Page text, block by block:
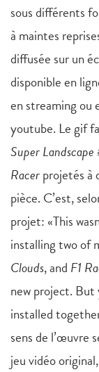
sous différents
à maintes
diffusée sur un
disponible en
en streaming ou
youtube. Le gif
Super Landscape
Racerprojetés à
pièce. C’est,
projet: «​This
installing two of
Clouds, and F1
new project. But
installed
sens de l’œuvre
jeu vidéo